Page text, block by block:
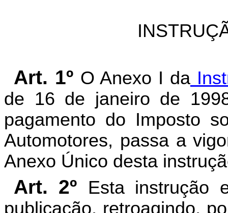
Art. 1º O Anexo I da
de 16 de janeiro de
pagamento do Imposto
Automotores, passa a
Anexo Único desta
Art. 2º
Esta instrução
publicação, retroagindo,